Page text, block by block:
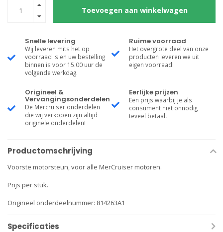
Toevoegen aan winkelwagen
Snelle levering
Wij leveren mits het op
voorraad is en uw bestelling
binnen is voor 15.00 uur de
volgende werkdag.
Ruime voorraad
Het overgrote deel van onze
producten leveren we uit
eigen voorraad!
Origineel &
Vervangingsonderdelen
De Mercruiser onderdelen
die wij verkopen zijn altijd
originele onderdelen!
Eerlijke prijzen
Een prijs waarbij je als
consument niet onnodig
teveel betaalt
Productomschrijving
Voorste motorsteun, voor alle MerCruiser motoren.
Prijs per stuk.
Origineel onderdeelnummer: 814263A1
Specificaties